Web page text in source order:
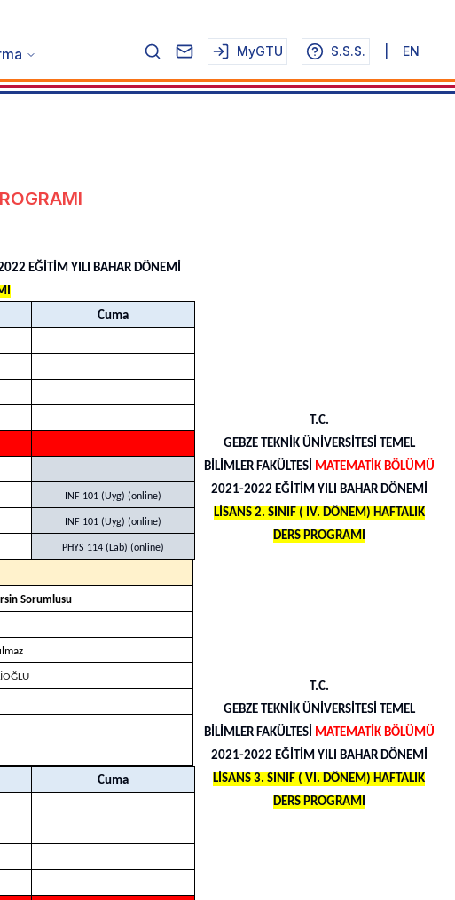
MyGTU S.S.S. EN
EĞİTİM YILI BAHAR DÖNEMİ
Cuma
INF 101 (Uyg) (online)
INF 101 (Uyg) (online)
PHYS 114 (Lab) (online)
Sorumlusu
T.C.
GEBZE TEKNİK ÜNİVERSİTESİ TEMEL
BİLİMLER FAKÜLTESİ MATEMATİK BÖLÜMÜ
2021-2022 EĞİTİM YILI BAHAR DÖNEMİ
LİSANS 2. SINIF ( IV. DÖNEM) HAFTALIK
DERS PROGRAMI
Cuma
T.C.
GEBZE TEKNİK ÜNİVERSİTESİ TEMEL
BİLİMLER FAKÜLTESİ MATEMATİK BÖLÜMÜ
2021-2022 EĞİTİM YILI BAHAR DÖNEMİ
LİSANS 3. SINIF ( VI. DÖNEM) HAFTALIK
DERS PROGRAMI